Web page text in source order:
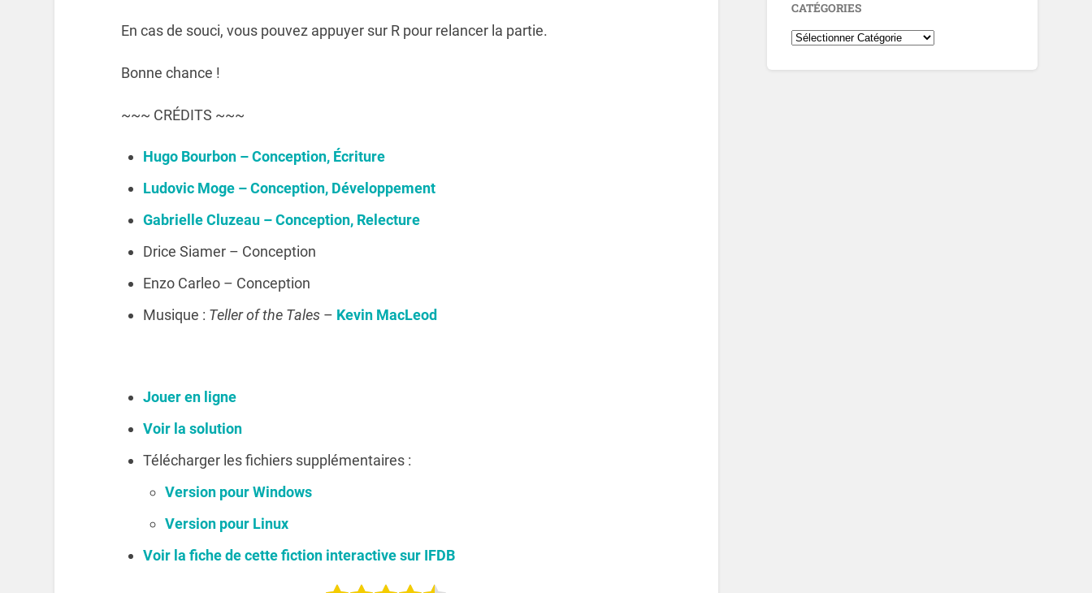
En cas de souci, vous pouvez appuyer sur R pour relancer la partie.
Bonne chance !
~~~ CRÉDITS ~~~
Hugo Bourbon – Conception, Écriture
Ludovic Moge – Conception, Développement
Gabrielle Cluzeau – Conception, Relecture
Drice Siamer – Conception
Enzo Carleo – Conception
Musique : Teller of the Tales– Kevin MacLeod
Jouer en ligne
Voir la solution
Télécharger les fichiers supplémentaires :
Version pour Windows
Version pour Linux
Voir la fiche de cette fiction interactive sur IFDB
CATÉGORIES